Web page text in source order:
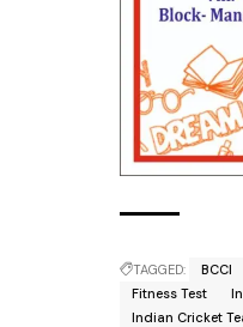
TAGGED: BCCI
Fitness Test
Indian Cricket